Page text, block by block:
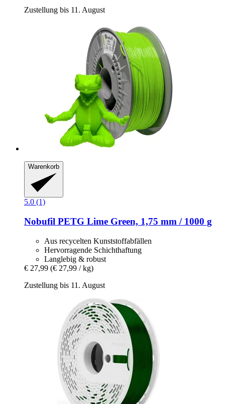
Zustellung bis 11. August
Warenkorb
5.0 (1)
Nobufil PETG Lime Green, 1,75 mm / 1000 g
Aus recycelten Kunststoffabfällen
Hervorragende Schichthaftung
Langlebig & robust
€ 27,99 (€ 27,99 / kg)
Zustellung bis 11. August